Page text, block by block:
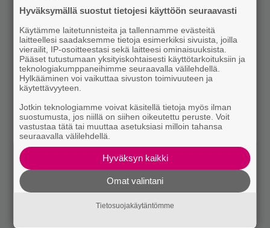
Hyväksymällä suostut tietojesi käyttöön seuraavasti
Käytämme laitetunnisteita ja tallennamme evästeitä
laitteellesi saadaksemme tietoja esimerkiksi sivuista, joilla
vierailit, IP-osoitteestasi sekä laitteesi ominaisuuksista.
Pääset tutustumaan yksityiskohtaisesti käyttötarkoituksiin ja
teknologiakumppaneihimme seuraavalla välilehdellä.
Hylkääminen voi vaikuttaa sivuston toimivuuteen ja
käytettävyyteen.
Jotkin teknologiamme voivat käsitellä tietoja myös ilman
suostumusta, jos niillä on siihen oikeutettu peruste. Voit
vastustaa tätä tai muuttaa asetuksiasi milloin tahansa
seuraavalla välilehdellä.
Hyväksyn kaikki
Omat valintani
Tietosuojakäytäntömme